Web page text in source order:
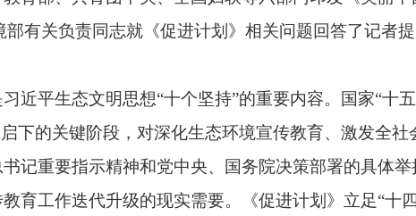
，对深化生态环境宣传教育、激发全社会参与内生动力提出了新
神和党中央、国务院决策部署的具体举措，是统筹“十五五”美丽
级的现实需要。《促进计划》立足“十四五”生态环境宣教工作基
的内生动力，为全面推进美丽中国建设厚植坚实社会基础。
会生态文明主流价值观牢固树立，美丽中国建设文化支撑更加坚
色生产生活方式蔚然成风，美丽中国建设全民行动体系基本形